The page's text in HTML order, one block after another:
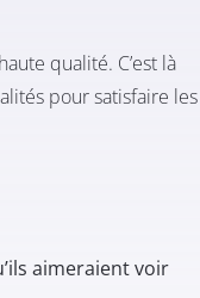
qualité. C’est là
pour satisfaire les
aimeraient voir